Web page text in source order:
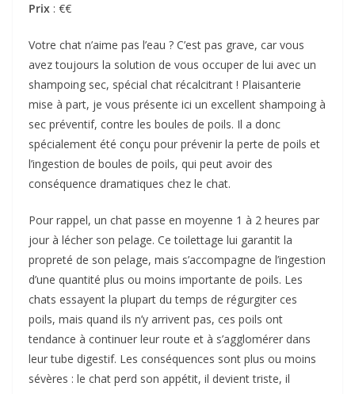
Prix : €€
Votre chat n’aime pas l’eau ? C’est pas grave, car vous
avez toujours la solution de vous occuper de lui avec un
shampoing sec, spécial chat récalcitrant ! Plaisanterie
mise à part, je vous présente ici un excellent shampoing à
sec préventif, contre les boules de poils. Il a donc
spécialement été conçu pour prévenir la perte de poils et
l’ingestion de boules de poils, qui peut avoir des
conséquence dramatiques chez le chat.
Pour rappel, un chat passe en moyenne 1 à 2 heures par
jour à lécher son pelage. Ce toilettage lui garantit la
propreté de son pelage, mais s’accompagne de l’ingestion
d’une quantité plus ou moins importante de poils. Les
chats essayent la plupart du temps de régurgiter ces
poils, mais quand ils n’y arrivent pas, ces poils ont
tendance à continuer leur route et à s’agglomérer dans
leur tube digestif. Les conséquences sont plus ou moins
sévères : le chat perd son appétit, il devient triste, il